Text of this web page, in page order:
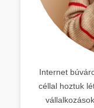
Internet
céllal hoztuk